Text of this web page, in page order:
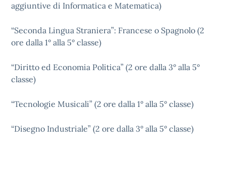
aggiuntive di Informatica e Matematica)
“Seconda Lingua Straniera”: Francese o Spagnolo (2
ore dalla 1° alla 5° classe)
“Diritto ed Economia Politica” (2 ore dalla 3° alla 5°
classe)
“Tecnologie Musicali” (2 ore dalla 1° alla 5° classe)
“Disegno Industriale” (2 ore dalla 3° alla 5° classe)